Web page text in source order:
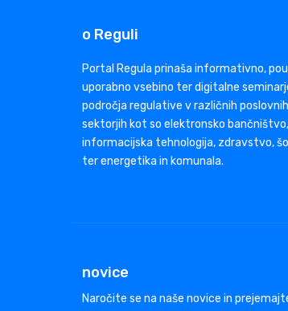
o Reguli
Portal Regula prinaša informativno,
uporabno vsebino ter digitalne
področja regulative v različnih poslovnih
sektorjih kot so elektronsko bančništvo,
informacijska tehnologija, zdravstvo,
ter energetika in komunala.
novice
Naročite se na naše novice in